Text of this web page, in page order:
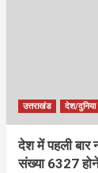
उत्तराखंड देश/दुनिया
देश में पहली बार
संख्या 6327